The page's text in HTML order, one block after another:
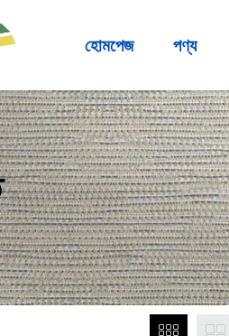
হোমপেজ পণ্য